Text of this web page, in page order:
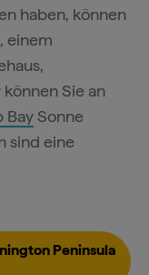
haben, können
, einem
Sie an
BaySonne
sind eine
Peninsula